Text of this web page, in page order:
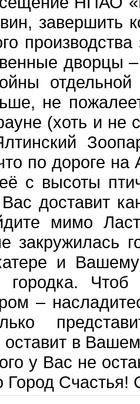
завершить
дворцы
не
(хоть и не
по дороге
с высоты
доставит
мимо
закружилась
и
городка.
–
в
у Вас не
Город